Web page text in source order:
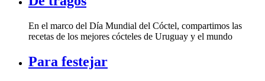
En el marco del Día Mundial del Cóctel, compartimos las
recetas de los mejores cócteles de Uruguay y el mundo
Para festejar